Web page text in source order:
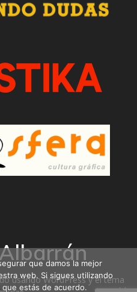
usando WordPress y eltema
que damos la mejor
web. Si sigues utilizando
estás de acuerdo.